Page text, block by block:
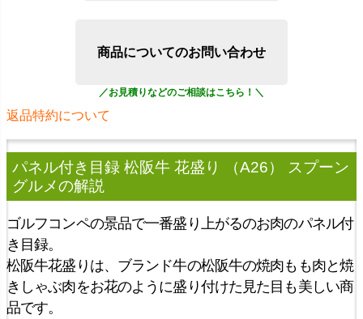
商品についてのお問い合わせ
返品特約について
パネル付き目録 松阪牛 花盛り （A26） スプーン
グルメの解説
ゴルフコンペの景品で一番盛り上がるのお肉のパネル付
き目録。
松阪牛花盛りは、ブランド牛の松阪牛の焼肉もも肉と焼
きしゃぶ肉をお花のように盛り付けた見た目も美しい商
品です。